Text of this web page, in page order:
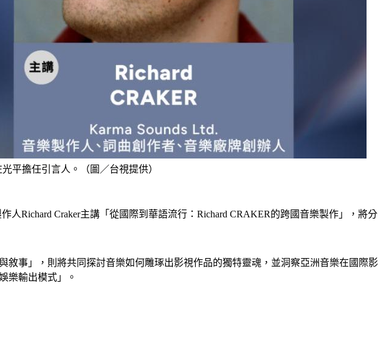
平擔任引言人。（圖／台視提供）
Richard Craker主講「從國際到華語流行：Richard CRAKER的跨國音樂製作」，將分
敘事」，則將共同探討音樂如何雕琢出影視作品的獨特靈魂，並洞察亞洲音樂在國際影
樂輸出模式」。